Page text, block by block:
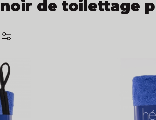
de toilettage